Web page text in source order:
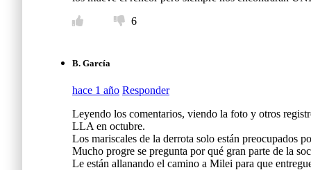
6
B. García
hace 1 año Responder
Leyendo los comentarios, viendo la foto y otros
LLA en octubre.
Los mariscales de la derrota solo están preocupados
Mucho progre se pregunta por qué gran parte de la
Le están allanando el camino a Milei para que